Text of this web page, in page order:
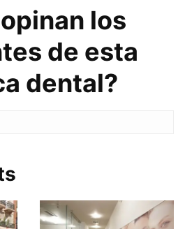
los
de esta
dental?